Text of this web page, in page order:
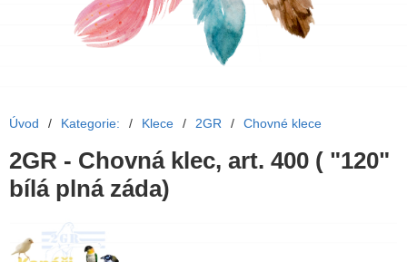
Úvod / Kategorie: / Klece / 2GR / Chovné klece
2GR - Chovná klec, art. 400 ( "120"
bílá plná záda)